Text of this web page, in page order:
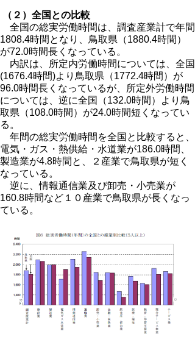
（２）全国との比較
全国の総実労働時間は、調査産業計で年間
1808.4時間となり、鳥取県（1880.4時間）
が72.0時間長くなっている。
内訳は、所定内労働時間については、全国
(1676.4時間)より鳥取県（1772.4時間）が
96.0時間長くなっているが、所定外労働時間
については、逆に全国（132.0時間）より鳥
取県（108.0時間）が24.0時間短くなってい
る。
年間の総実労働時間を全国と比較すると、
電気・ガス・熱供給・水道業が186.0時間、
製造業が4.8時間と、２産業で鳥取県が短く
なっている。
逆に、情報通信業及び卸売・小売業が
160.8時間など１０産業で鳥取県が長くなっ
ている。